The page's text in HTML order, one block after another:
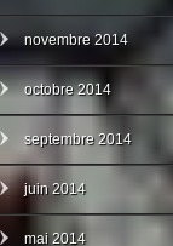
novembre 2014
octobre 2014
septembre 2014
juin 2014
mai 2014